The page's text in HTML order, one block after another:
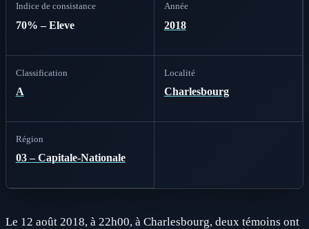
Indice de consistance
70% – Eleve
Année
2018
Classification
A
Localité
Charlesbourg
Région
03 – Capitale-Nationale
Le 12 août 2018, à 22h00, à Charlesbourg, deux témoins ont